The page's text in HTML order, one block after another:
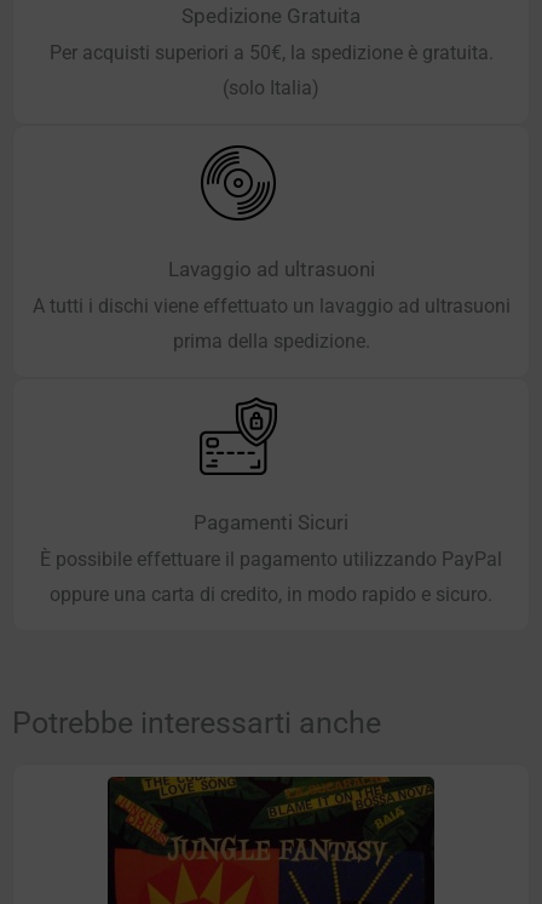
Spedizione Gratuita
Per acquisti superiori a 50€, la spedizione è gratuita.
(solo Italia)
Lavaggio ad ultrasuoni
A tutti i dischi viene effettuato un lavaggio ad ultrasuoni
prima della spedizione.
Pagamenti Sicuri
È possibile effettuare il pagamento utilizzando PayPal
oppure una carta di credito, in modo rapido e sicuro.
Potrebbe interessarti anche